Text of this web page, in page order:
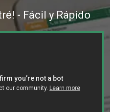
- Fácil y Rápido